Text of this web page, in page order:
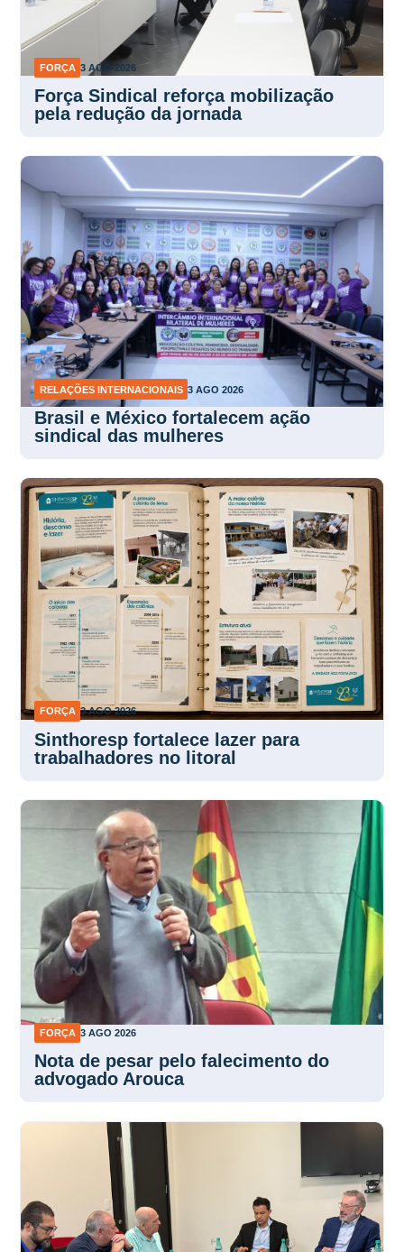
FORÇA 3 AGO 2026
Força Sindical reforça mobilização
pela redução da jornada
RELAÇÕES INTERNACIONAIS 3 AGO 2026
Brasil e México fortalecem ação
sindical das mulheres
FORÇA 3 AGO 2026
Sinthoresp fortalece lazer para
trabalhadores no litoral
FORÇA 3 AGO 2026
Nota de pesar pelo falecimento do
advogado Arouca